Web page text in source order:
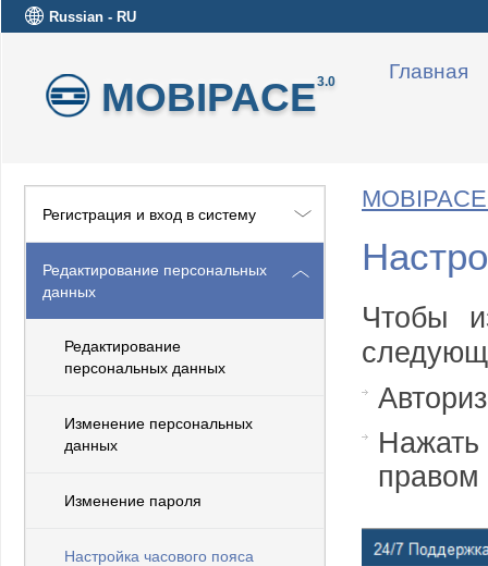
Russian - RU
MOBIPACE3.0 Главная
Регистрация и вход в систему
Редактирование персональных
данных
Редактирование
персональных данных
Изменение персональных
данных
Изменение пароля
Настройка часового пояса
Чтобы
Нажать
правом